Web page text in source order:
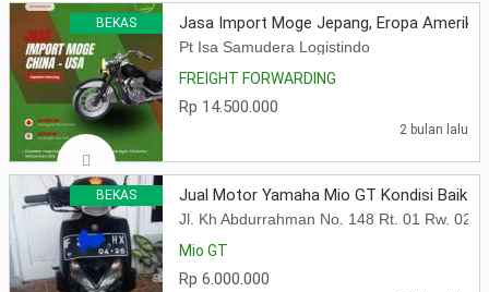
BEKAS Jasa Import Moge Jepang, Eropa Amerika
Pt Isa Samudera Logistindo
FREIGHT FORWARDING
Rp 14.500.000
2 bulan lalu
BEKAS Jual Motor Yamaha Mio GT Kondisi Baik
Jl. Kh Abdurrahman No. 148 Rt. 01 Rw. 02
Mio GT
Rp 6.000.000